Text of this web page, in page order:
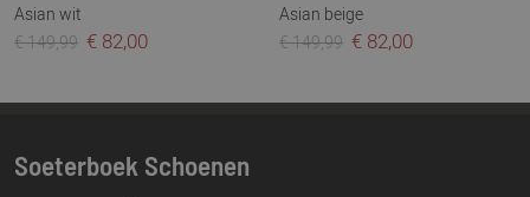
Asian wit
€ 149,99 € 82,00
Asian beige
€ 149,99 € 82,00
Soeterboek Schoenen